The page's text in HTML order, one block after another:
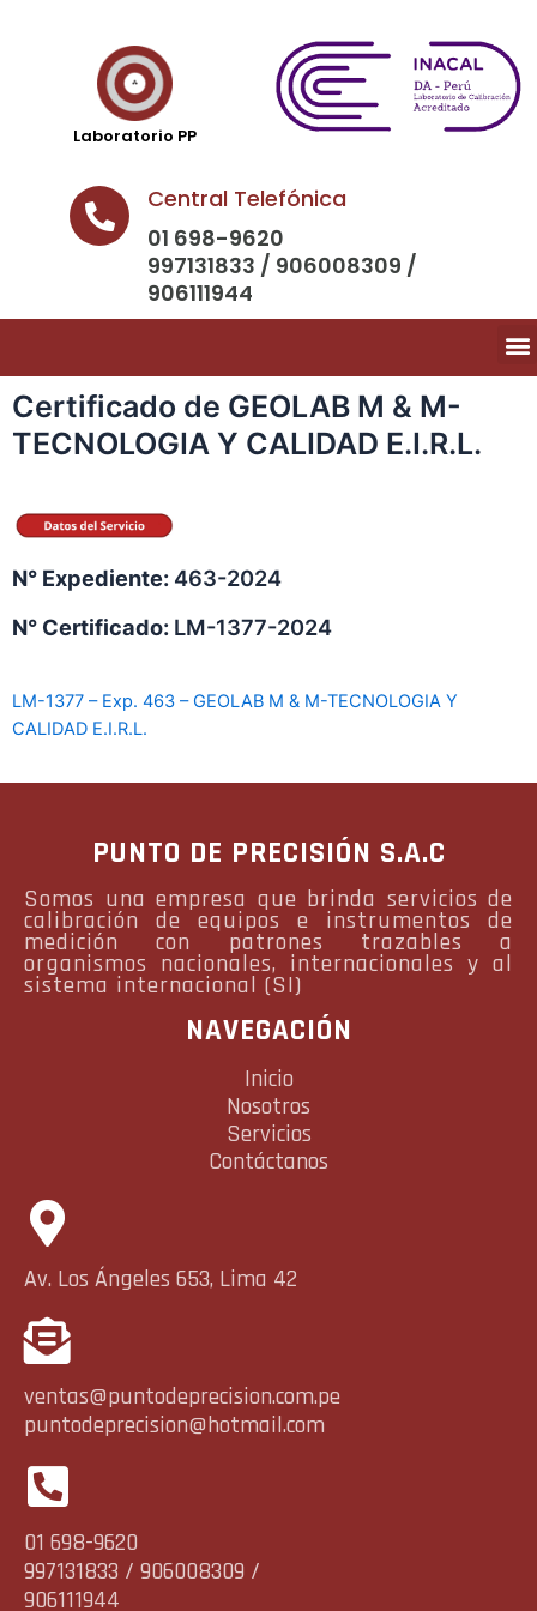
Laboratorio PP
Central Telefónica
01 698-9620
997131833 / 906008309 /
906111944
Certificado de GEOLAB M & M-
TECNOLOGIA Y CALIDAD E.I.R.L.
N° Expediente: 463-2024
N° Certificado: LM-1377-2024
LM-1377 – Exp. 463 – GEOLAB M & M-TECNOLOGIA Y
CALIDAD E.I.R.L.
PUNTO DE PRECISIÓN S.A.C
Somos una empresa que brinda servicios de
calibración de equipos e instrumentos de
medición con patrones trazables a
organismos nacionales, internacionales y al
sistema internacional (SI)
NAVEGACIÓN
Inicio
Nosotros
Servicios
Contáctanos
Av. Los Ángeles 653, Lima 42
ventas@puntodeprecision.com.pe
puntodeprecision@hotmail.com
01 698-9620
997131833 / 906008309 /
906111944